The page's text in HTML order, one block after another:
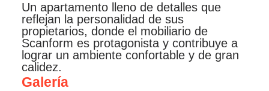
Un apartamento lleno de detalles que
reflejan la personalidad de sus
propietarios, donde el mobiliario de
Scanform es protagonista y contribuye a
lograr un ambiente confortable y de gran
calidez.
Galería